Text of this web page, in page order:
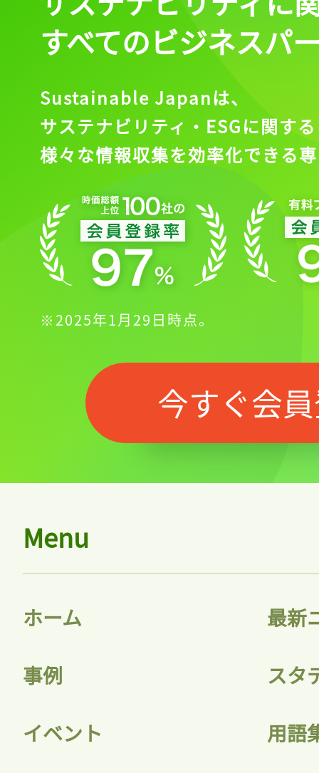
すべてのビジネスパ
Sustainable Japanは、
サステナビリティ・ESGに関する
様々な情報収集を効率化できる
※2025年1月29日時点。
今すぐ会
Menu
ホーム 最新
事例 スタ
イベント 用語